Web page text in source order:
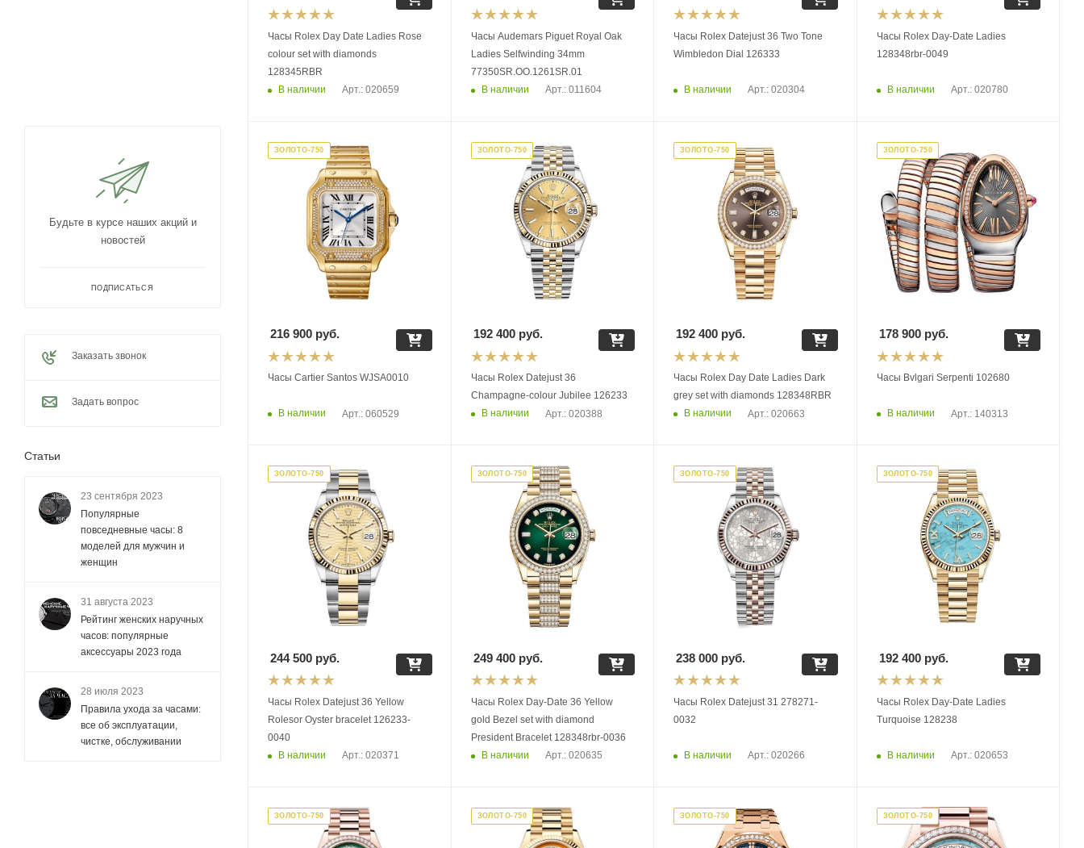
Часы Rolex Day Date Ladies Rose
colour set with diamonds
128345RBR
В наличии
Арт.: 020659
Часы Audemars Piguet Royal Oak
Ladies Selfwinding 34mm
77350SR.OO.1261SR.01
В наличии
Арт.: 011604
Часы Rolex Datejust 36 Two Tone
Wimbledon Dial 126333
В наличии Арт.: 020304
Часы Rolex Day-Date Ladies
128348rbr-0049
В наличии Арт.: 020780
ЗОЛОТО-750
Часы Cartier Santos WJSA0010
В наличии Арт.: 060529
216 900 руб.
ЗОЛОТО-750
Часы Rolex Datejust 36
Champagne-colour Jubilee 126233
В наличии
Арт.: 020388
192 400руб.
ЗОЛОТО-750
Часы Rolex Day Date Ladies Dark
grey set with diamonds 128348RBR
В наличии
Арт.: 020663
192 400 руб.
ЗОЛОТО-750
Часы Bvlgari Serpenti 102680
В наличии Арт.: 140313
178 900руб.
ЗОЛОТО-750
Часы Rolex Datejust 36 Yellow
Rolesor Oyster bracelet 126233-
0040
В наличии
Арт.: 020371
244 500 руб.
ЗОЛОТО-750
Часы Rolex Day-Date 36 Yellow
gold Bezel set with diamond
President Bracelet 128348rbr-0036
В наличии
Арт.: 020635
249 400руб.
ЗОЛОТО-750
Часы Rolex Datejust 31 278271-
0032
В наличии Арт.: 020266
238 000 руб.
ЗОЛОТО-750
Часы Rolex Day-Date Ladies
Turquoise 128238
В наличии Арт.: 020653
192 400руб.
ЗОЛОТО-750 ЗОЛОТО-750 ЗОЛОТО-750 ЗОЛОТО-750
Будьте в курсе наших акций и
новостей
ПОДПИСАТЬСЯ
Заказать звонок
Задать вопрос
Статьи
23 сентября 2023
Популярные
повседневные часы: 8
моделей для мужчин и
женщин
31 августа 2023
Рейтинг женских наручных
часов: популярные
аксессуары 2023 года
28 июля 2023
Правила ухода за часами:
все об эксплуатации,
чистке, обслуживании